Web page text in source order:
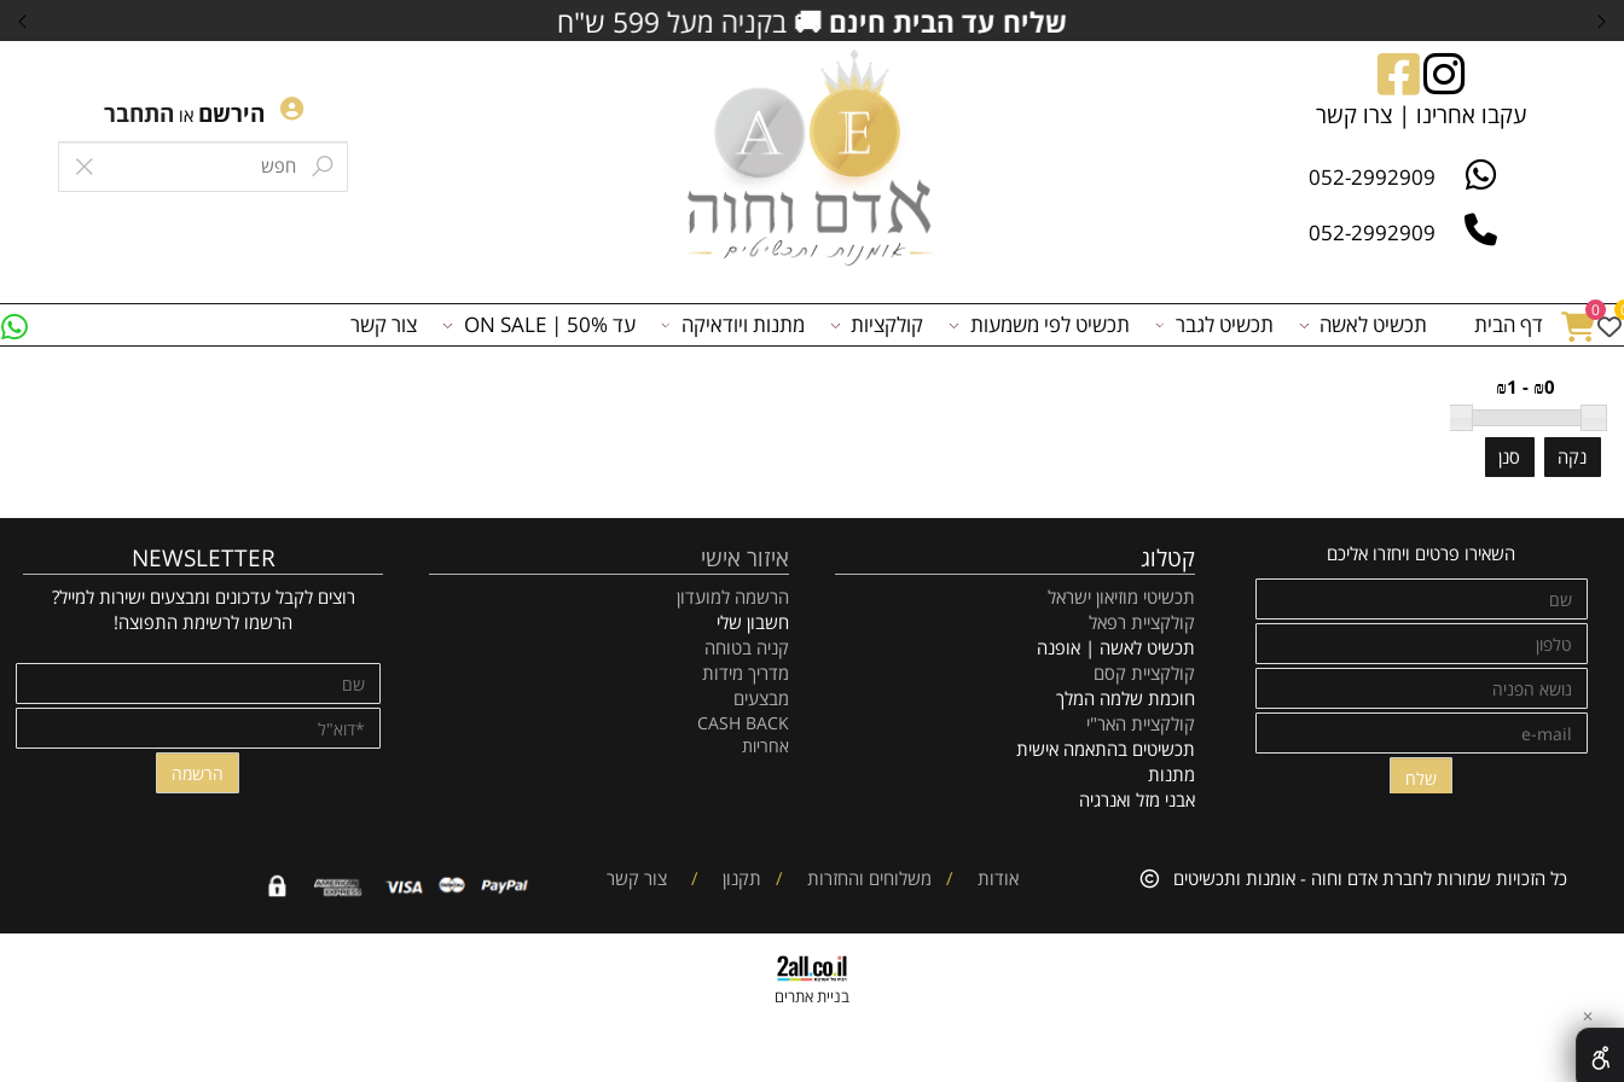
שליח עד הבית חינם 🚚בקניה מעל 599 ש"ח
עקבו אחרינו | צרו קשר
052-2992909
052-2992909
הירשםאוהתחבר
דף הבית תכשיט לאשה תכשיט לגבר תכשיט לפי משמעות קולקציות מתנות ויודאיקה עד 50% | ON SALE צור קשר
₪0 - ₪1
סנן
השאירו פרטים ויחזרו אליכם קטלוג
תכשיטי מוזיאון ישראל
קולקציית רפאל
תכשיט לאשה | אופנה
קולקציית קסם
חוכמת שלמה המלך
קולקציית האר"י
תכשיטים בהתאמה אישית
מתנות
איזור אישי
הרשמה למועדון
חשבון שלי
קניה בטוחה
מדריך מידות
מבצעים
CASH BACK
NEWSLETTER
רוצים לקבל עדכונים ומבצעים ישירות למייל?